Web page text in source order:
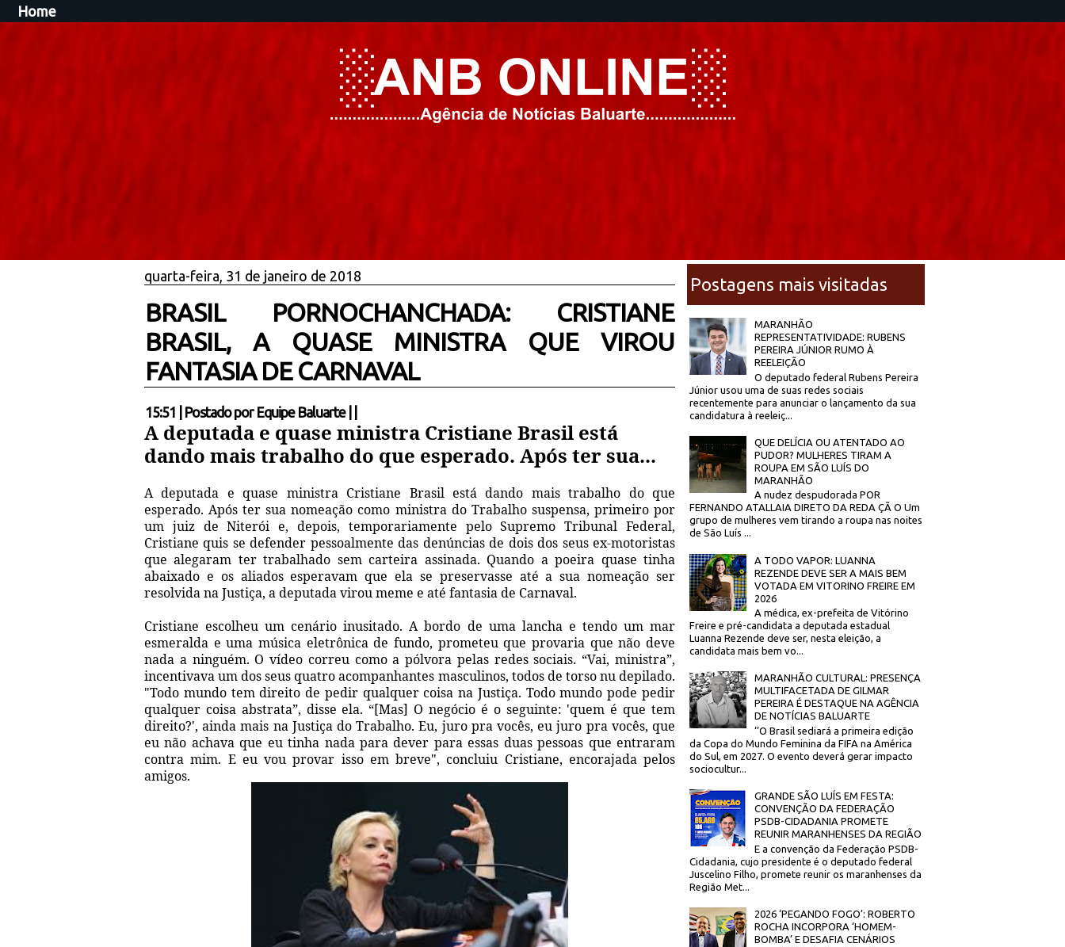
Home
quarta-feira, 31 de janeiro de 2018
BRASIL PORNOCHANCHADA: CRISTIANE
BRASIL, A QUASE MINISTRA QUE VIROU
FANTASIA DE CARNAVAL
15:51 Postado por Equipe Baluarte
A deputada e quase ministra Cristiane Brasil está
dando mais trabalho do que esperado. Após ter sua...
A deputada e quase ministra Cristiane Brasil está dando mais trabalho do que
esperado. Após ter sua nomeação como ministra do Trabalho suspensa, primeiro por
um juiz de Niterói e, depois, temporariamente pelo Supremo Tribunal Federal,
Cristiane quis se defender pessoalmente das denúncias de dois dos seus ex-motoristas
que alegaram ter trabalhado sem carteira assinada. Quando a poeira quase tinha
abaixado e os aliados esperavam que ela se preservasse até a sua nomeação ser
resolvida na Justiça, a deputada virou meme e até fantasia de Carnaval.
Cristiane escolheu um cenário inusitado. A bordo de uma lancha e tendo um mar
esmeralda e uma música eletrônica de fundo, prometeu que provaria que não deve
nada a ninguém. O vídeo correu como a pólvora pelas redes sociais. “Vai, ministra”,
incentivava um dos seus quatro acompanhantes masculinos, todos de torso nu depilado.
"Todo mundo tem direito de pedir qualquer coisa na Justiça. Todo mundo pode pedir
qualquer coisa abstrata”, disse ela. “[Mas] O negócio é o seguinte: 'quem é que tem
direito?', ainda mais na Justiça do Trabalho. Eu, juro pra vocês, eu juro pra vocês, que
eu não achava que eu tinha nada para dever para essas duas pessoas que entraram
contra mim. E eu vou provar isso em breve", concluiu Cristiane, encorajada pelos
amigos.
Postagens mais visitadas
MARANHÃO
REPRESENTATIVIDADE: RUBENS
PEREIRA JÚNIOR RUMO À
REELEIÇÃO
O deputado federal Rubens Pereira
Júnior usou uma de suas redes sociais
recentemente para anunciar o lançamento da sua
candidatura à reeleiç...
QUE DELÍCIA OU ATENTADO AO
PUDOR? MULHERES TIRAM A
ROUPA EM SÃO LUÍS DO
MARANHÃO
A nudez despudorada POR
FERNANDO ATALLAIA DIRETO DA REDA ÇÃ O Um
grupo de mulheres vem tirando a roupa nas noites
de São Luís ...
A TODO VAPOR: LUANNA
REZENDE DEVE SER A MAIS BEM
VOTADA EM VITORINO FREIRE EM
2026
A médica, ex-prefeita de Vitórino
Freire e pré-candidata a deputada estadual
Luanna Rezende deve ser, nesta eleição, a
candidata mais bem vo...
MARANHÃO CULTURAL: PRESENÇA
MULTIFACETADA DE GILMAR
PEREIRA É DESTAQUE NA AGÊNCIA
DE NOTÍCIAS BALUARTE
‘’O Brasil sediará a primeira edição
da Copa do Mundo Feminina da FIFA na América
do Sul, em 2027. O evento deverá gerar impacto
sociocultur...
GRANDE SÃO LUÍS EM FESTA:
CONVENÇÃO DA FEDERAÇÃO
PSDB-CIDADANIA PROMETE
REUNIR MARANHENSES DA REGIÃO
E a convenção da Federação PSDB-
Cidadania, cujo presidente é o deputado federal
Juscelino Filho, promete reunir os maranhenses da
Região Met...
2026 ‘PEGANDO FOGO’: ROBERTO
ROCHA INCORPORA ‘HOMEM-
BOMBA’ E DESAFIA CENÁRIOS